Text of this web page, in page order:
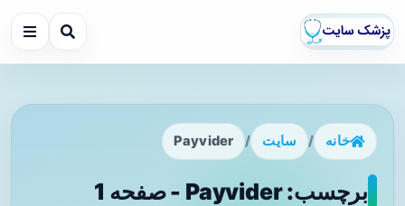
خانه / سایت /
Payvider
برچسب: Payvider - صفحه 1